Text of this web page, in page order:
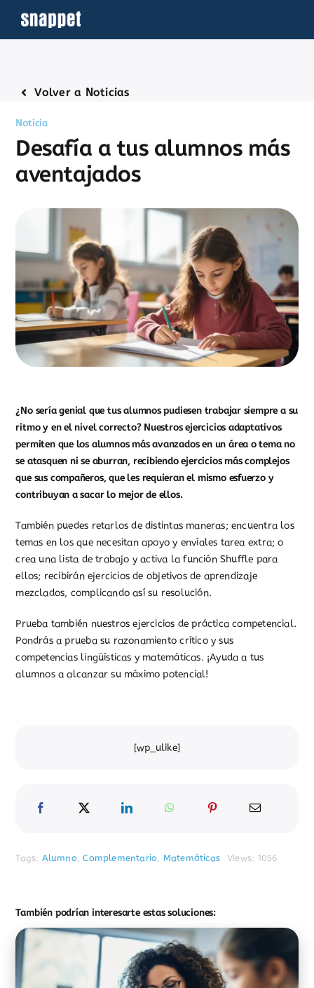
contenido
Volver a Noticias
Noticia
Desafía a tus alumnos más
aventajados
¿No sería genial que tus alumnos pudiesen trabajar siempre a su
ritmo y en el nivel correcto? Nuestros ejercicios adaptativos
permiten que los alumnos más avanzados en un área o tema no
se atasquen ni se aburran, recibiendo ejercicios más complejos
que sus compañeros, que les requieran el mismo esfuerzo y
contribuyan a sacar lo mejor de ellos.
También puedes retarlos de distintas maneras; encuentra los
temas en los que necesitan apoyo y envíales tarea extra; o
crea una lista de trabajo y activa la función Shuffle para
ellos; recibirán ejercicios de objetivos de aprendizaje
mezclados, complicando así su resolución.
Prueba también nuestros ejercicios de práctica competencial.
Pondrás a prueba su razonamiento crítico y sus
competencias lingüísticas y matemáticas. ¡Ayuda a tus
alumnos a alcanzar su máximo potencial!
[wp_ulike]
Tags: Alumno,Complementario, Matemáticas Views: 1056
También podrían interesarte estas soluciones: